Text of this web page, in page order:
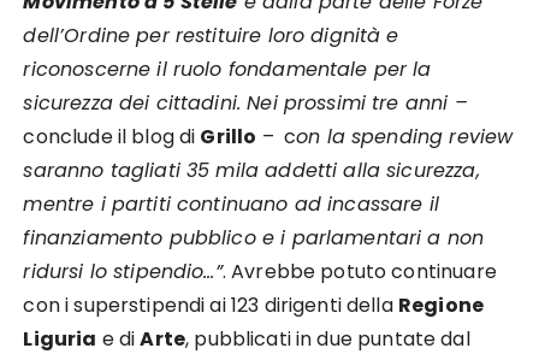
dell’Ordine per restituire loro dignità e
riconoscerne il ruolo fondamentale per la
sicurezza dei cittadini. Nei prossimi tre anni –
conclude il blog di Grillo – con la spending review
saranno tagliati 35 mila addetti alla sicurezza,
mentre i partiti continuano ad incassare il
finanziamento pubblico e i parlamentari a non
ridursi lo stipendio…”. Avrebbe potuto continuare
con i superstipendi ai 123 dirigenti della Regione
Liguria e diArte, pubblicati in due puntate dal